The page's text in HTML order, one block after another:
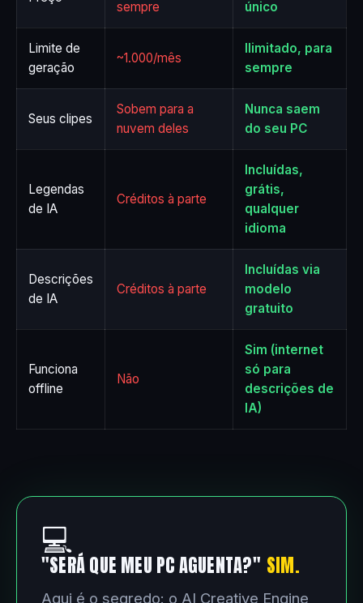
sempre
único
Limite de
geração
~1.000/mês
Ilimitado, para
sempre
Seus clipes
Sobem para a
nuvem deles
Nunca saem
do seu PC
Legendas
de IA
Créditos à parte
Incluídas,
grátis,
qualquer
idioma
Descrições
de IA
Créditos à parte
Incluídas via
modelo
gratuito
Funciona
offline
Não
Sim (internet
só para
descrições de
IA)
💻
"SERÁ QUE MEU PC AGUENTA?" SIM.
Aqui é o segredo: o AI Creative Engine